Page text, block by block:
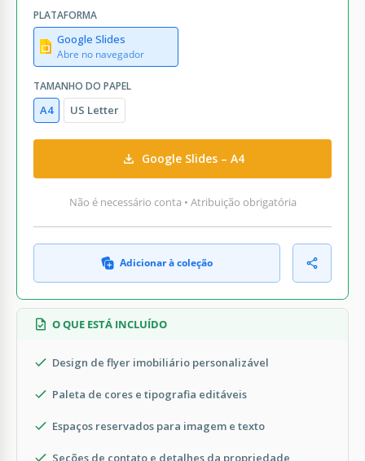
PLATAFORMA
Google Slides
Abre no navegador
TAMANHO DO PAPEL
A4 US Letter
Google Slides – A4
Não é necessário conta • Atribuição obrigatória
Adicionar à coleção
O QUE ESTÁ INCLUÍDO
Design de flyer imobiliário personalizável
Paleta de cores e tipografia editáveis
Espaços reservados para imagem e texto
Seções de contato e detalhes da propriedade